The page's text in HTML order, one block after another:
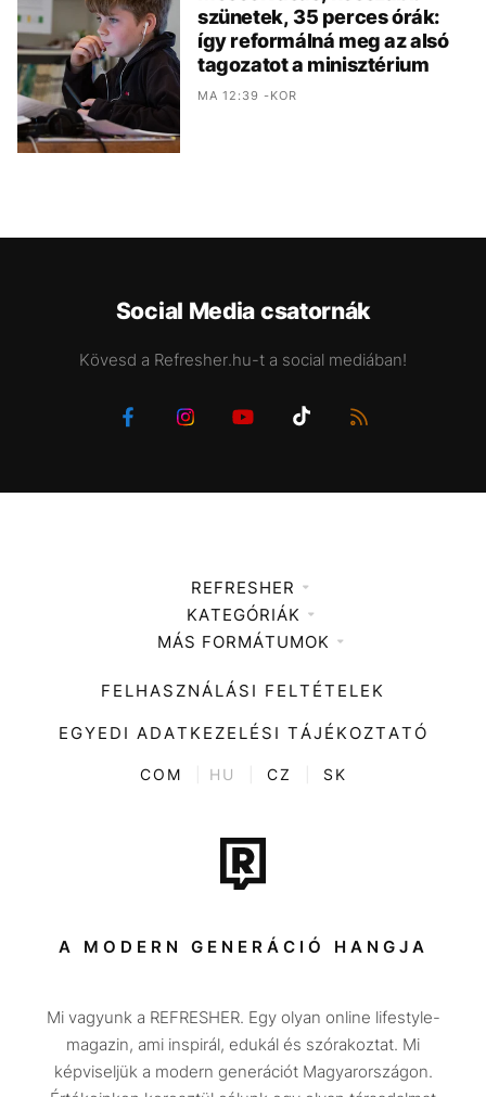
szünetek, 35 perces órák:
így reformálná meg az alsó
tagozatot a minisztérium
MA 12:39 -KOR
Social Media csatornák
Kövesd a Refresher.hu-t a social mediában!
REFRESHER
Médiaajánlat
KATEGÓRIÁK
Zene
Divat
Kultúra
ENTR
Tech-Tudomány
Sport
Társadalom
Utazás
Életmód
MÁS FORMÁTUMOK
FELHASZNÁLÁSI FELTÉTELEK
EGYEDI ADATKEZELÉSI TÁJÉKOZTATÓ
COM HU CZ SK
A MODERN GENERÁCIÓ HANGJA
Mi vagyunk a REFRESHER. Egy olyan online lifestyle-
magazin, ami inspirál, edukál és szórakoztat. Mi
képviseljük a modern generációt Magyarországon.